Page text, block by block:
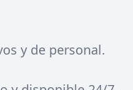
y de personal.